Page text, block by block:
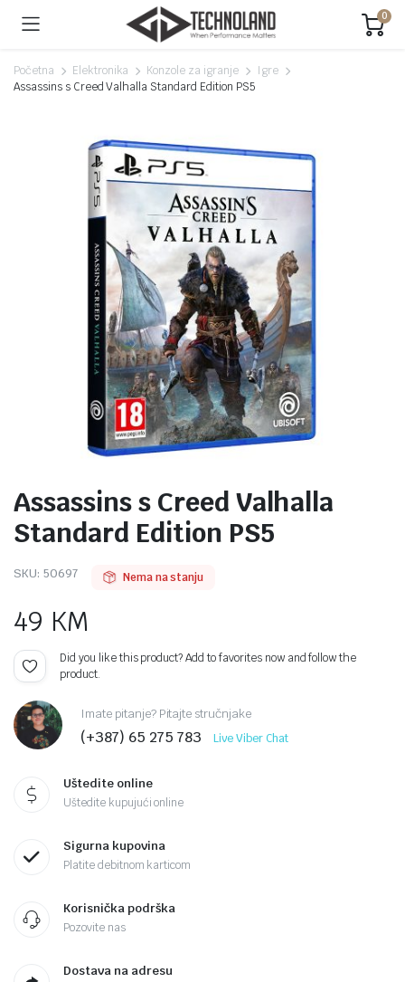
0
Početna Elektronika Konzole za igranje
Igre
Assassins s Creed Valhalla Standard Edition PS5
Assassins s Creed Valhalla
Standard Edition PS5
SKU: 50697 Nema na stanju
49 KM
Did you like this product? Add to favorites now and follow the
product.
Imate pitanje? Pitajte stručnjake
(+387) 65 275 783 Live Viber Chat
Uštedite online
Uštedite kupujući online
Sigurna kupovina
Platite debitnom karticom
Korisnička podrška
Pozovite nas
Dostava na adresu